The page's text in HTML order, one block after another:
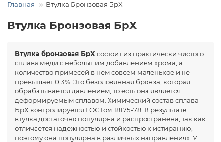
Главная Втулка Бронзовая БрХ
Втулка Бронзовая БрХ
Втулка бронзовая БрХ состоит из практически чистого
сплава меди с небольшим добавлением хрома, а
количество примесей в нем совсем маленькое и не
превышает 0,3%. Это безоловянная бронза, которая
обрабатывается давлением, то есть она является
деформируемым сплавом. Химический состав сплава
БрХ контролируется ГОСТом 18175-78. В результате
втулка достаточно популярна и распространена, так как
отличается надежностью и стойкостью к истиранию,
поэтому она популярна в различных направлениях. У